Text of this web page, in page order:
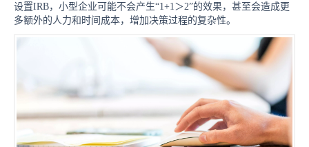
设置IRB，小型企业可能不会产生“1+1＞2”的效果，甚至会造成更
多额外的人力和时间成本，增加决策过程的复杂性。